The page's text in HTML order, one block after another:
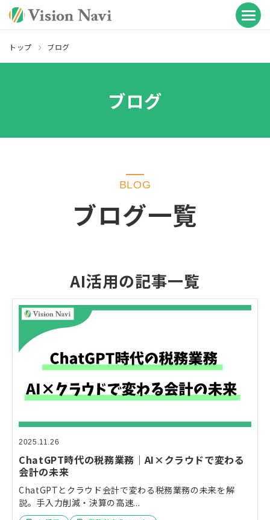
トップ ブログ
ブログ
BLOG
ブログ一覧
AI活用の記事一覧
2025.11.26
ChatGPT時代の税務業務｜AI×クラウドで変わる
会計の未来
ChatGPTとクラウド会計で変わる税務業務の未来を解
説。手入力削減・決算の高速...